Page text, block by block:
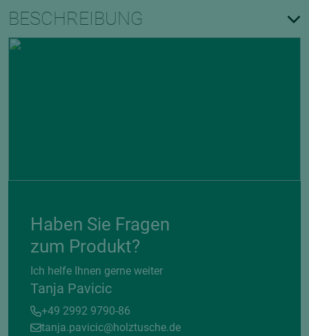
BESCHREIBUNG
Haben Sie Fragen
zum Produkt?
Ich helfe Ihnen gerne weiter
Tanja Pavicic
+49 2992 9790-86
tanja.pavicic@holztusche.de